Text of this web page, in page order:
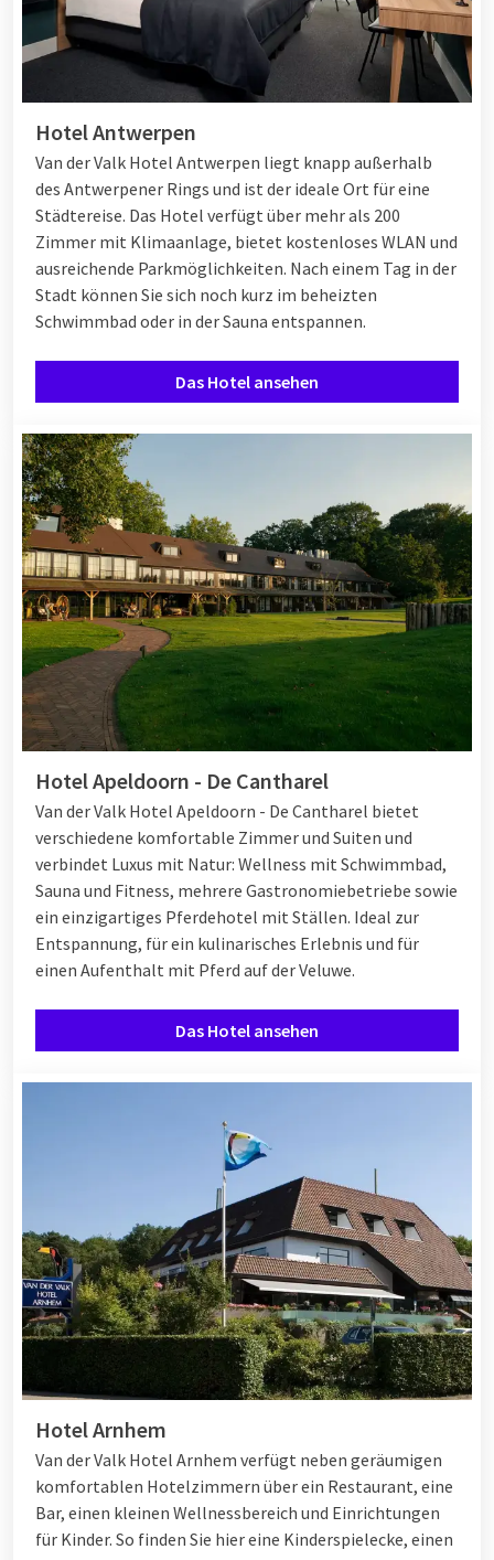
Hotel Antwerpen
Van der Valk Hotel Antwerpen liegt knapp außerhalb
des Antwerpener Rings und ist der ideale Ort für eine
Städtereise. Das Hotel verfügt über mehr als 200
Zimmer mit Klimaanlage, bietet kostenloses WLAN und
ausreichende Parkmöglichkeiten. Nach einem Tag in der
Stadt können Sie sich noch kurz im beheizten
Schwimmbad oder in der Sauna entspannen.
Das Hotel ansehen
Hotel Apeldoorn - De Cantharel
Van der Valk Hotel Apeldoorn - De Cantharel bietet
verschiedene komfortable Zimmer und Suiten und
verbindet Luxus mit Natur: Wellness mit Schwimmbad,
Sauna und Fitness, mehrere Gastronomiebetriebe sowie
ein einzigartiges Pferdehotel mit Ställen. Ideal zur
Entspannung, für ein kulinarisches Erlebnis und für
einen Aufenthalt mit Pferd auf der Veluwe.
Das Hotel ansehen
Hotel Arnhem
Van der Valk Hotel Arnhem verfügt neben geräumigen
komfortablen Hotelzimmern über ein Restaurant, eine
Bar, einen kleinen Wellnessbereich und Einrichtungen
für Kinder. So finden Sie hier eine Kinderspielecke, einen